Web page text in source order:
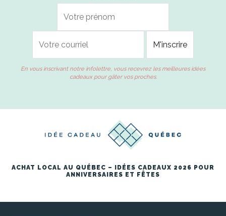
En vous inscrivant notre infolettre, vous recevrez les meilleures idées
cadeaux pour gâter vos proches.
ACHAT LOCAL AU QUÉBEC – IDÉES CADEAUX 2026 POUR
ANNIVERSAIRES ET FÊTES